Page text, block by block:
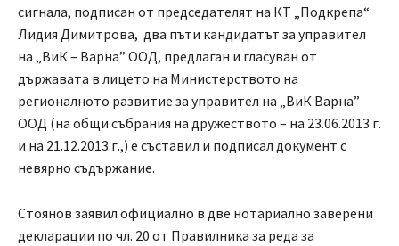
сигнала, подписан от председателят на КТ „Подкрепа“
Лидия Димитрова, два пъти кандидатът за управител
на „ВиК – Варна” ООД, предлаган и гласуван от
държавата в лицето на Министерството на
регионалното развитие за управител на „ВиК Варна”
ООД (на общи събрания на дружеството – на 23.06.2013 г.
и на 21.12.2013 г.,) е съставил и подписал документ с
невярно съдържание.
Стоянов заявил официално в две нотариално заверени
декларации по чл. 20 от Правилника за реда за